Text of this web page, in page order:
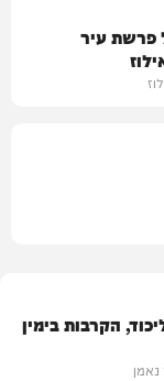
פרשת עיר
הקרבות בימין
נאמן